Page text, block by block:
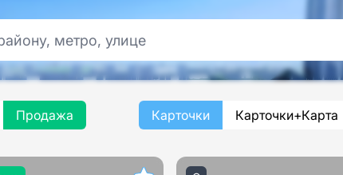
Продажа Карточки Карточки+Карта